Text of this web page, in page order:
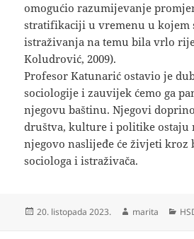
omogućio razumijevanje
stratifikaciji u vremenu u kojem
istraživanja na temu bila vrlo
Koludrović, 2009).
Profesor Katunarić ostavio je
sociologije i zauvijek ćemo ga
njegovu baštinu. Njegovi
društva, kulture i politike ostaju
njegovo naslijeđe će živjeti kroz
sociologa i istraživača.
Objavljeno
20. listopada 2023. Autor
marita